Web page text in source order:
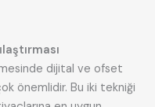
dijital ve ofset
önemlidir. Bu iki tekniği